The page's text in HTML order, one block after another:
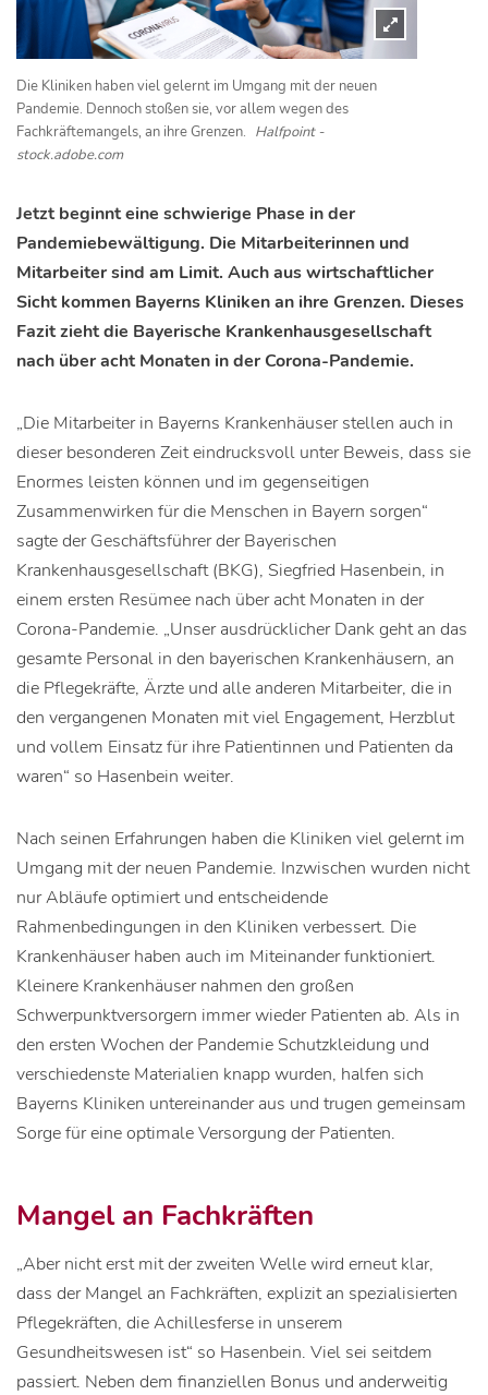
Die Kliniken haben viel gelernt im Umgang mit der neuen
Pandemie. Dennoch stoßen sie, vor allem wegen des
Fachkräftemangels, an ihre Grenzen. Halfpoint -
stock.adobe.com
Jetzt beginnt eine schwierige Phase in der
Pandemiebewältigung. Die Mitarbeiterinnen und
Mitarbeiter sind am Limit. Auch aus wirtschaftlicher
Sicht kommen Bayerns Kliniken an ihre Grenzen. Dieses
Fazit zieht die Bayerische Krankenhausgesellschaft
nach über acht Monaten in der Corona-Pandemie.
„Die Mitarbeiter in Bayerns Krankenhäuser stellen auch in
dieser besonderen Zeit eindrucksvoll unter Beweis, dass sie
Enormes leisten können und im gegenseitigen
Zusammenwirken für die Menschen in Bayern sorgen“
sagte der Geschäftsführer der Bayerischen
Krankenhausgesellschaft (BKG), Siegfried Hasenbein, in
einem ersten Resümee nach über acht Monaten in der
Corona-Pandemie. „Unser ausdrücklicher Dank geht an das
gesamte Personal in den bayerischen Krankenhäusern, an
die Pflegekräfte, Ärzte und alle anderen Mitarbeiter, die in
den vergangenen Monaten mit viel Engagement, Herzblut
und vollem Einsatz für ihre Patientinnen und Patienten da
waren“ so Hasenbein weiter.
Nach seinen Erfahrungen haben die Kliniken viel gelernt im
Umgang mit der neuen Pandemie. Inzwischen wurden nicht
nur Abläufe optimiert und entscheidende
Rahmenbedingungen in den Kliniken verbessert. Die
Krankenhäuser haben auch im Miteinander funktioniert.
Kleinere Krankenhäuser nahmen den großen
Schwerpunktversorgern immer wieder Patienten ab. Als in
den ersten Wochen der Pandemie Schutzkleidung und
verschiedenste Materialien knapp wurden, halfen sich
Bayerns Kliniken untereinander aus und trugen gemeinsam
Sorge für eine optimale Versorgung der Patienten.
Mangel an Fachkräften
„Aber nicht erst mit der zweiten Welle wird erneut klar,
dass der Mangel an Fachkräften, explizit an spezialisierten
Pflegekräften, die Achillesferse in unserem
Gesundheitswesen ist“ so Hasenbein. Viel sei seitdem
passiert. Neben dem finanziellen Bonus und anderweitig